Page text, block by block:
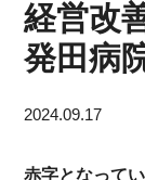
経営改
発田病
2024.09.17
赤字となって